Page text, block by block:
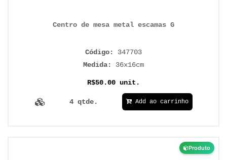
Centro de mesa metal escamas G
Código: 347703
Medida: 36x16cm
R$50.00 unit.
4 qtde. Add ao carrinho
Produto